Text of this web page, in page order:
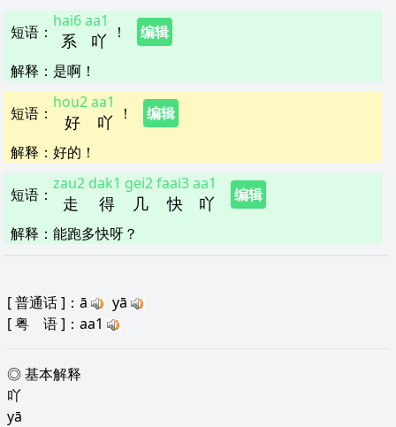
短语 ： 系
hai6
吖
aa1
！
编辑
解释 ： 是啊！
短语 ： 好
hou2
吖
aa1
！
编辑
解释 ： 好的！
短语 ： 走
zau2
得
dak1
几
gei2
快
faai3
吖
aa1
编辑
解释 ： 能跑多快呀？
[普通话]：ā
yā
[粤 语]：aa1
◎ 基本解释
吖
yā